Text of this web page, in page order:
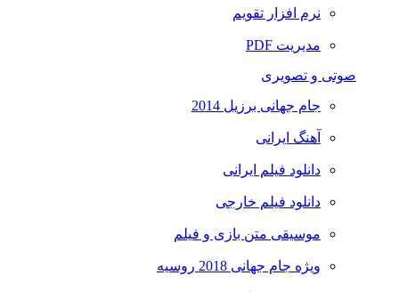
نرم افزار تقویم
مدیریت PDF
صوتی و تصویری
جام جهانی برزیل 2014
آهنگ ایرانی
دانلود فیلم ایرانی
دانلود فیلم خارجی
موسیقی متن بازی و فیلم
ویژه جام جهانی 2018 روسیه